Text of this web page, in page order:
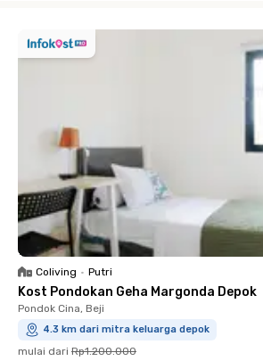
Coliving • Putri
Kost Pondokan Geha Margonda Depok
Pondok Cina, Beji
4.3 km dari mitra keluarga depok
mulai dari Rp1.200.000